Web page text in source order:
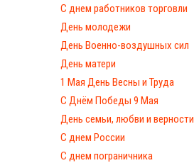
С днем работников торговли
День молодежи
День Военно-воздушных сил
День матери
1 Мая День Весны и Труда
С Днём Победы 9 Мая
День семьи, любви и верности
С днем России
С днем пограничника